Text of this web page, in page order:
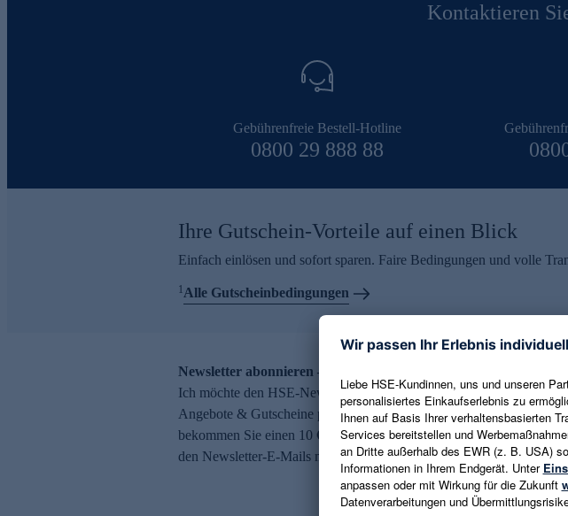
Kontaktieren
Gebührenfreie Bestell-Hotline
0800 29 888 88
Ihre Gutschein-Vorteile auf einen Blick
Einfach einlösen und sofort sparen. Faire Bedingungen und volle
1Alle Gutscheinbedingungen
Newsletter abonnieren – 10 € Gutschein erhalten
Ich möchte den HSE-Newsletter abonnieren und aktuelle Trends,
Angebote & Gutscheine per E-Mail erhalten. Als Dankeschön
bekommen Sie einen 10 € Gutschein. Eine Abmeldung ist jederzeit in
den Newsletter-E-Mails möglich.